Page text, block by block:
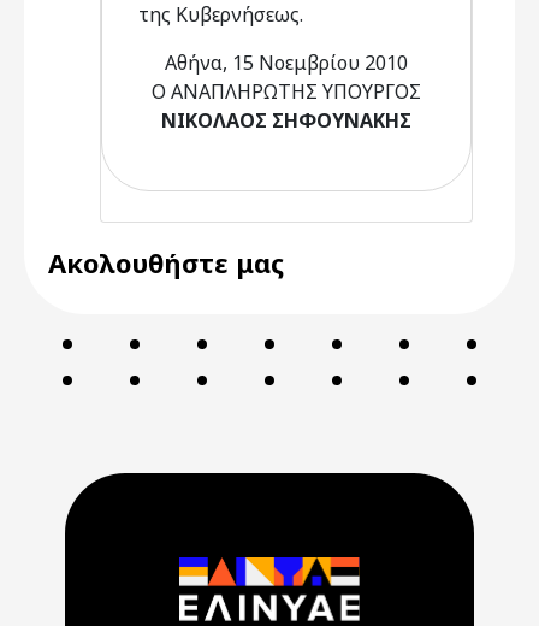
της Κυβερνήσεως.
Αθήνα, 15 Νοεμβρίου 2010
Ο ΑΝΑΠΛΗΡΩΤΗΣ ΥΠΟΥΡΓΟΣ
ΝΙΚΟΛΑΟΣ ΣΗΦΟΥΝΑΚΗΣ
Ακολουθήστε μας